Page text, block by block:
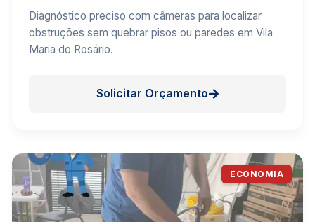
Diagnóstico preciso com câmeras para localizar
obstruções sem quebrar pisos ou paredes em Vila
Maria do Rosário.
Solicitar Orçamento
ECONOMIA